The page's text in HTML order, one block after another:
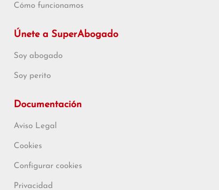
Cómo funcionamos
Únete a SuperAbogado
Soy abogado
Soy perito
Documentación
Aviso Legal
Cookies
Configurar cookies
Privacidad